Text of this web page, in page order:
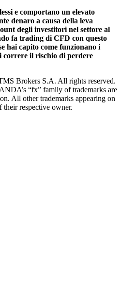
e comportano un elevato
denaro a causa della leva
degli investitori nel settore al
fa trading di CFD con questo
hai capito come funzionano i
correre il rischio di perdere
Brokers S.A. All rights reserved.
“fx” family of trademarks are
All other trademarks appearing on
their respective owner.